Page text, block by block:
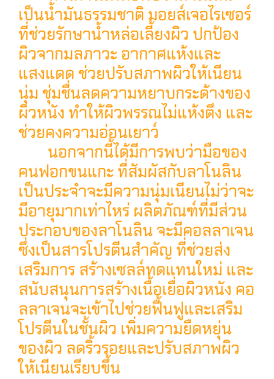
เป็นน้ำมันธรรมชาติ มอยส์เจอไรเซอร์
ที่ช่วยรักษาน้ำหล่อเลี้ยงผิว ปกป้อง
ผิวจากมลภาวะ อากาศแห้งและ
แสงแดด ช่วยปรับสภาพผิวให้เนียน
นุ่ม ชุ่มชื่นลดความหยาบกระด้างของ
ผิวหนัง ทำให้ผิวพรรณไม่แห้งตึง และ
ช่วยคงความอ่อนเยาว์
นอกจากนี้ได้มีการพบว่ามือของ
คนฟอกขนแกะ ที่สัมผัสกับลาโนลิน
เป็นประจำจะมีความนุ่มเนียนไม่ว่าจะ
มีอายุมากเท่าไหร่ ผลิตภัณฑ์ที่มีส่วน
ประกอบของลาโนลิน จะมีคอลลาเจน
ซึ่งเป็นสารโปรตีนสำคัญ ที่ช่วยส่ง
เสริมการ สร้างเซลล์ทดแทนใหม่ และ
สนับสนุนการสร้างเนื้อเยื่อผิวหนัง คอ
ลลาเจนจะเข้าไปช่วยฟื้นฟูและเสริม
โปรตีนในชั้นผิว เพิ่มความยืดหยุ่น
ของผิว ลดริ้วรอยและปรับสภาพผิว
ให้เนียนเรียบขึ้น